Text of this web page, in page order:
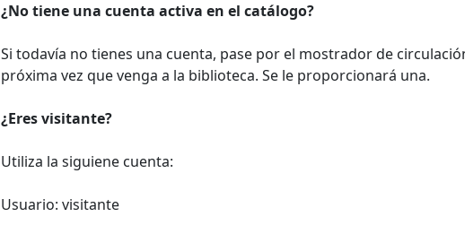
¿No tiene una cuenta activa en el catálogo?
Si todavía no tienes una cuenta, pase por el mostrador de
próxima vez que venga a la biblioteca. Se le proporcionará una.
¿Eres visitante?
Utiliza la siguiene cuenta:
Usuario: visitante